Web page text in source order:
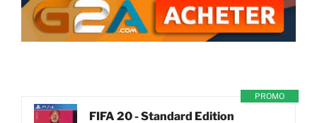
PROMO
FIFA 20 - Standard Edition